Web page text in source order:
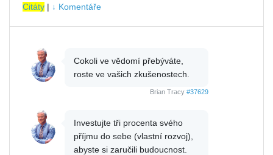
Citáty | ↓ Komentáře
Cokoli ve vědomí přebýváte,
roste ve vašich zkušenostech.
Brian Tracy #37629
Investujte tři procenta svého
příjmu do sebe (vlastní rozvoj),
abyste si zaručili budoucnost.